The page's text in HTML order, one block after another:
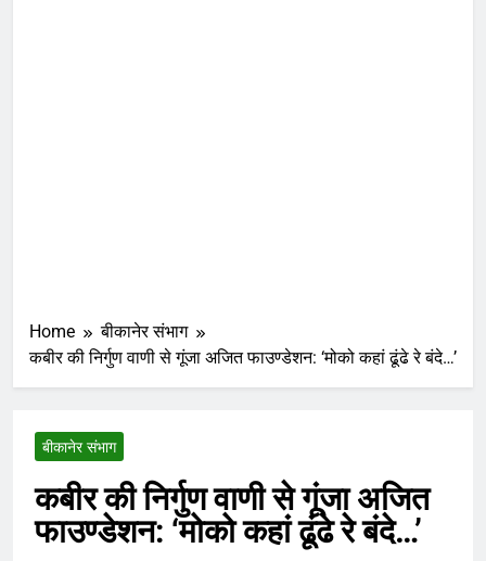
Home
बीकानेर संभाग
कबीर की निर्गुण वाणी से गूंजा अजित फाउण्डेशन: ‘मोको कहां ढूंढे रे बंदे…’
बीकानेर संभाग
कबीर की निर्गुण वाणी से गूंजा अजित
फाउण्डेशन: ‘मोको कहां ढूंढे रे बंदे…’